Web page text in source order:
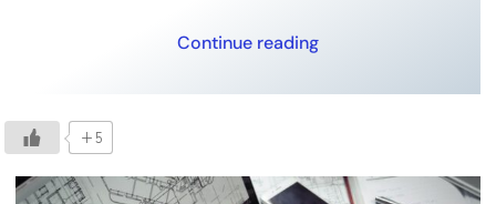
Continue reading
+5